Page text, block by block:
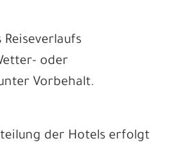
Reiseverlaufs
oder
Vorbehalt.
der Hotels erfolgt